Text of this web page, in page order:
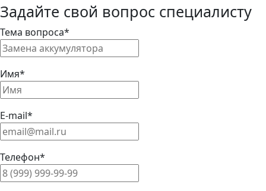
Задайте свой вопрос специалисту
Тема вопроса*
Имя*
E-mail*
Телефон*